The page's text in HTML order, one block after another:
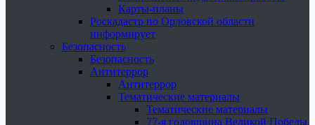
Карты-планы
Роскадастр по Орловской области
информирует
Безопасность
Безопасность
Антитеррор
Антитеррор
Тематические материалы
Тематические материалы
77-я годовщина Великой Победы